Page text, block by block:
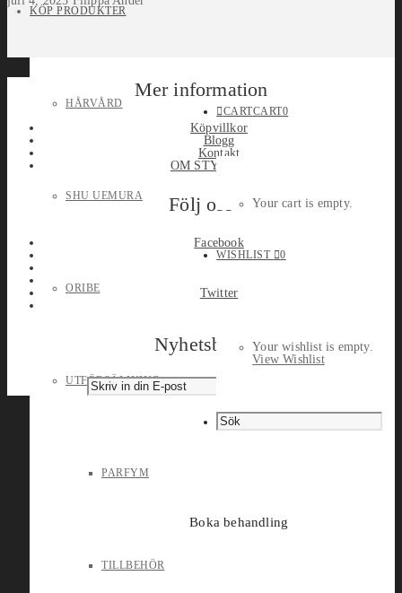
KÖP PRODUKTER
HÅRVÅRD
SHU UEMURA
ORIBE
UTFÖRSÄLJNING
PARFYM
TILLBEHÖR
CARTCART0
Your cart is empty.
WISHLIST 0
Your wishlist is empty.
View Wishlist
Boka behandling
Mer information
Köpvillkor
Blogg
Kontakt
OM STYLEPORT
Följ oss
Facebook
Twitter
Nyhetsbrev